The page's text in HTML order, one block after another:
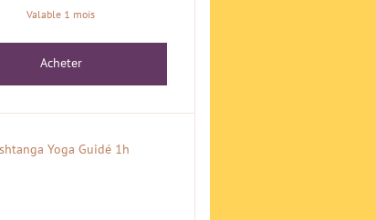
Valable 1 mois
Acheter
Yoga Guidé 1h